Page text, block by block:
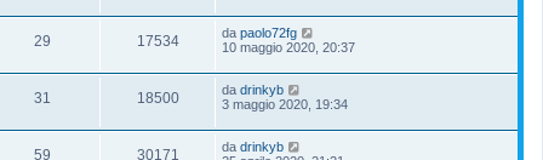
29 17534 da paolo72fg
10 maggio 2020, 20:37
31 18500 da drinkyb
3 maggio 2020, 19:34
59 30171 da drinkyb